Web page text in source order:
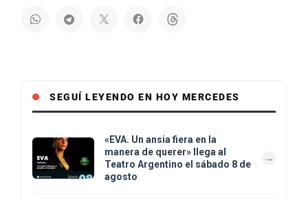
SEGUÍ LEYENDO EN HOY MERCEDES
«EVA. Un ansia fiera en la
manera de querer» llega al
Teatro Argentino el sábado 8 de
agosto